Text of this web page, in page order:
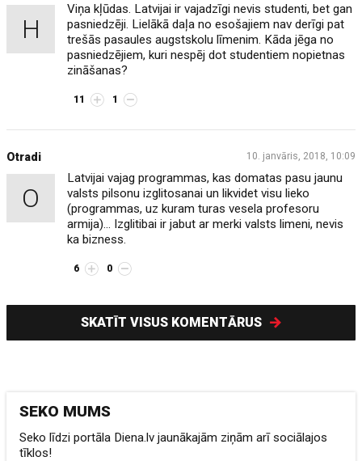
H
Viņa kļūdas. Latvijai ir vajadzīgi nevis studenti, bet gan
pasniedzēji. Lielākā daļa no esošajiem nav derīgi pat
trešās pasaules augstskolu līmenim. Kāda jēga no
pasniedzējiem, kuri nespēj dot studentiem nopietnas
zināšanas?
11 1
10. janvāris, 2018, 10:09
Otradi
O
Latvijai vajag programmas, kas domatas pasu jaunu
valsts pilsonu izglitosanai un likvidet visu lieko
(programmas, uz kuram turas vesela profesoru
armija)... Izglitibai ir jabut ar merki valsts limeni, nevis
ka bizness.
6 0
SKATĪT VISUS KOMENTĀRUS
SEKO MUMS
Seko līdzi portāla Diena.lv jaunākajām ziņām arī sociālajos
tīklos!